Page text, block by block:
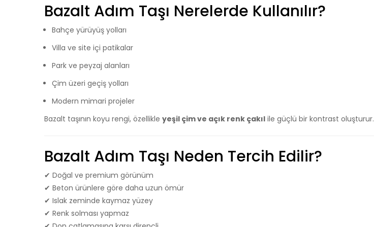
Bazalt Adım Taşı Nerelerde Kullanılır?
Bahçe yürüyüş yolları
Villa ve site içi patikalar
Park ve peyzaj alanları
Çim üzeri geçiş yolları
Modern mimari projeler
Bazalt taşının koyu rengi, özellikle yeşil çim ve açık renk çakıl ile güçlü bir kontrast oluşturur.
Bazalt Adım Taşı Neden Tercih Edilir?
✔ Doğal ve premium görünüm
✔ Beton ürünlere göre daha uzun ömür
✔ Islak zeminde kaymaz yüzey
✔ Renk solması yapmaz